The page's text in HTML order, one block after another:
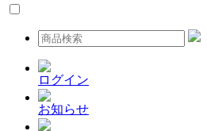
ログイン
お知らせ